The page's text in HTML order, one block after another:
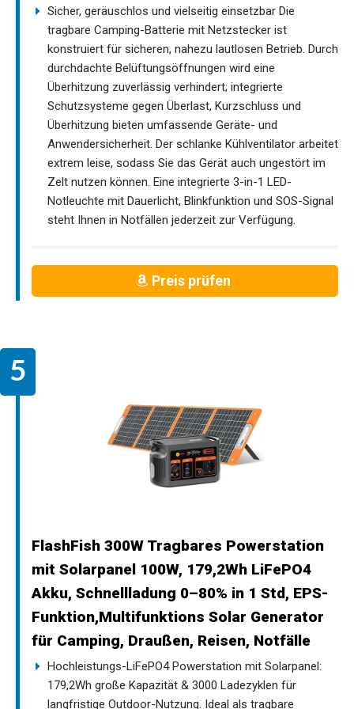
Sicher, geräuschlos und vielseitig einsetzbar Die
tragbare Camping-Batterie mit Netzstecker ist
konstruiert für sicheren, nahezu lautlosen Betrieb. Durch
durchdachte Belüftungsöffnungen wird eine
Überhitzung zuverlässig verhindert; integrierte
Schutzsysteme gegen Überlast, Kurzschluss und
Überhitzung bieten umfassende Geräte- und
Anwendersicherheit. Der schlanke Kühlventilator arbeitet
extrem leise, sodass Sie das Gerät auch ungestört im
Zelt nutzen können. Eine integrierte 3-in-1 LED-
Notleuchte mit Dauerlicht, Blinkfunktion und SOS-Signal
steht Ihnen in Notfällen jederzeit zur Verfügung.
Preis prüfen
FlashFish 300W Tragbares Powerstation
mit Solarpanel 100W, 179,2Wh LiFePO4
Akku, Schnellladung 0–80% in 1 Std, EPS-
Funktion,Multifunktions Solar Generator
für Camping, Draußen, Reisen, Notfälle
Hochleistungs-LiFePO4 Powerstation mit Solarpanel:
179,2Wh große Kapazität & 3000 Ladezyklen für
langfristige Outdoor-Nutzung. Ideal als tragbare